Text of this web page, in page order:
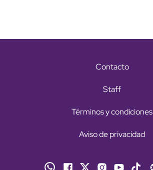
Contacto
Staff
Términos y condiciones
Aviso de privacidad